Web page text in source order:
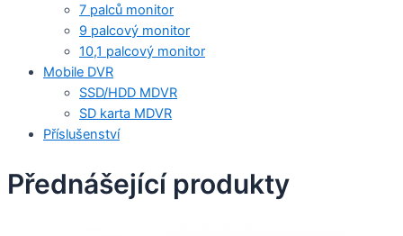
7 palců monitor
9 palcový monitor
10,1 palcový monitor
Mobile DVR
SSD/HDD MDVR
SD karta MDVR
Příslušenství
Přednášející produkty